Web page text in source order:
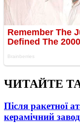
ЧИТАЙТЕ
Після ракетної
керамічний